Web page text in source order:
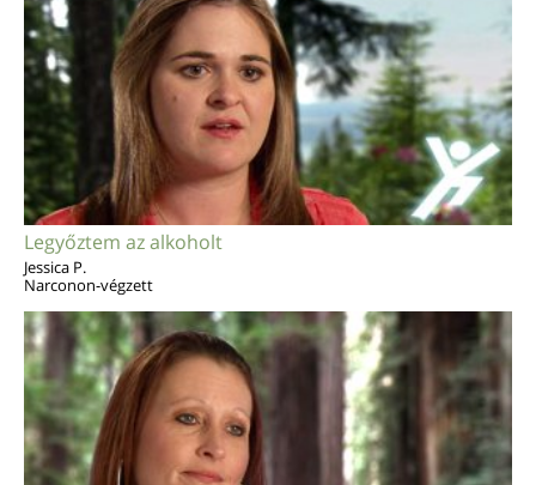
Legyőztem az alkoholt
Jessica P.
Narconon-végzett